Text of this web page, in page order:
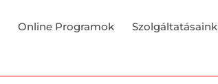
Online Programok Szolgáltatásaink